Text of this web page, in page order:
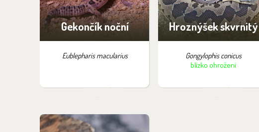
Gekončík noční
Eublepharis macularius
Hroznýšek skvrnitý
Gongylophis conicus
blízko ohrožení